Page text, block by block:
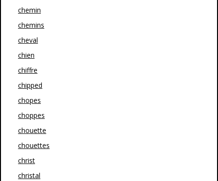
chemin
chemins
cheval
chien
chiffre
chipped
chopes
choppes
chouette
chouettes
christ
christal